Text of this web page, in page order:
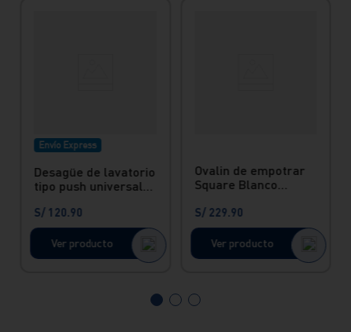
Envío Express
Desagüe de lavatorio
tipo push universal
S/ 120.90
Ver producto
Ovalin de empotrar
Square Blanco
S/ 229.90
Ver producto